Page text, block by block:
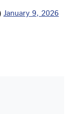
January 9, 2026